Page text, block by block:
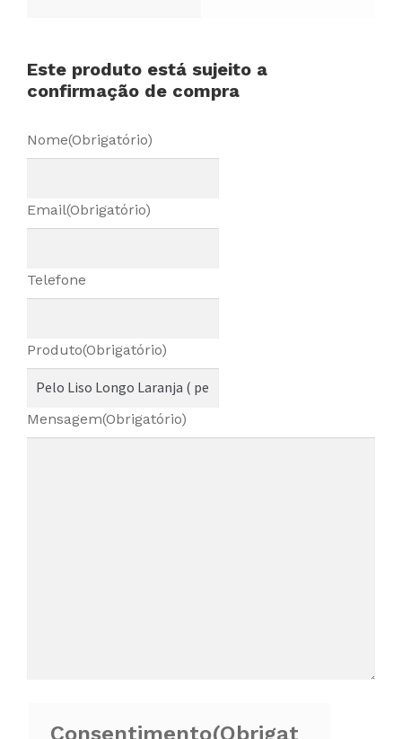
Este produto está sujeito a
confirmação de compra
Nome(Obrigatório)
Email(Obrigatório)
Telefone
Produto(Obrigatório)
Mensagem(Obrigatório)
Consentimento(Obrigat